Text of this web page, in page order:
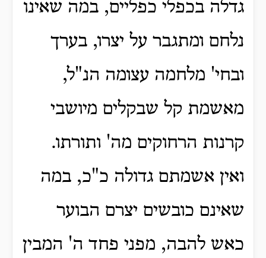
גדלה בכפלי כפליים, במה שאינו
נלחם ומתגבר על יצרו, בערך
ובחי' מלחמה עצומה הנ"ל,
מאשמת קל שבקלים מיושבי
קרנות הרחוקים מה' ותורתו.
ואין אשמתם גדולה כ"כ, במה
שאינם כובשים יצרם הבוער
כאש להבה, מפני פחד ה' המבין